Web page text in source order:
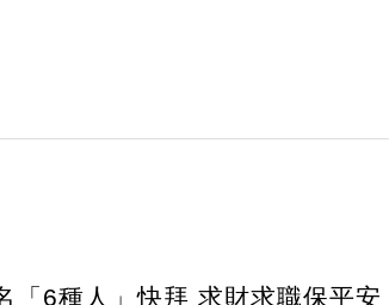
「6種人」快拜 求財求職保平安